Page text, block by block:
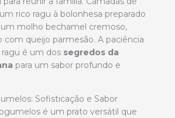
rico ragu à bolonhesa preparado
molho bechamel cremoso,
com queijo parmesão. A paciência
é um dos segredos da
para um sabor profundo e
Sofisticação e Sabor
é um prato versátil que